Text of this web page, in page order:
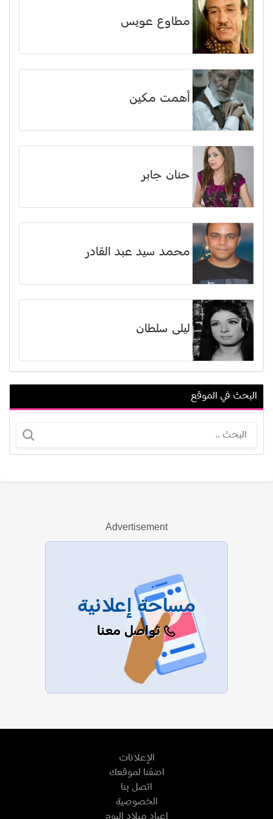
مطاوع عويس
أهمت مكين
حنان جابر
محمد سيد عبد القادر
ليلى سلطان
نسرين الراضي
عرض الكل
البحث في الموقع
Advertisement
مساحة إعلانية
تواصل معنا
الإعلانات
اضفنا لموقعك
اتصل بنا
الخصوصية
اعياد ميلاد اليوم